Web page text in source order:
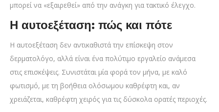
μπορεί να «εξαιρεθεί» από την ανάγκη για τακτικό έλεγχο.
Η αυτοεξέταση: πώς και πότε
Η αυτοεξέταση δεν αντικαθιστά την επίσκεψη στον
δερματολόγο, αλλά είναι ένα πολύτιμο εργαλείο ανάμεσα
στις επισκέψεις. Συνιστάται μία φορά τον μήνα, με καλό
φωτισμό, με τη βοήθεια ολόσωμου καθρέφτη και, αν
χρειάζεται, καθρέφτη χειρός για τις δύσκολα ορατές περιοχές.